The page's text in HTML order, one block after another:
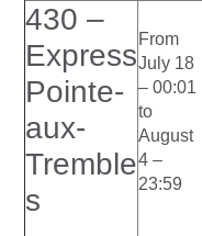
430 –
Express
Pointe-
aux-
Tremble
s
From
July 18
– 00:01
to
August
4 –
23:59